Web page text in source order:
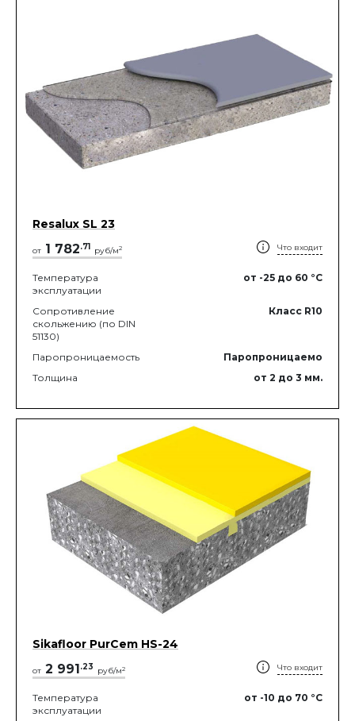
Resalux SL 23
от 1 782.71 руб/м2 Что входит
Температура
эксплуатации
от -25 до 60 °C
Сопротивление
скольжению (по DIN
51130)
Класс R10
Паропроницаемость
Паропроницаемо
Толщина
от 2 до 3 мм.
Sikafloor PurCem HS-24
от 2 991 .23 руб/м2 Что входит
Температура
эксплуатации
от -10 до 70 °C